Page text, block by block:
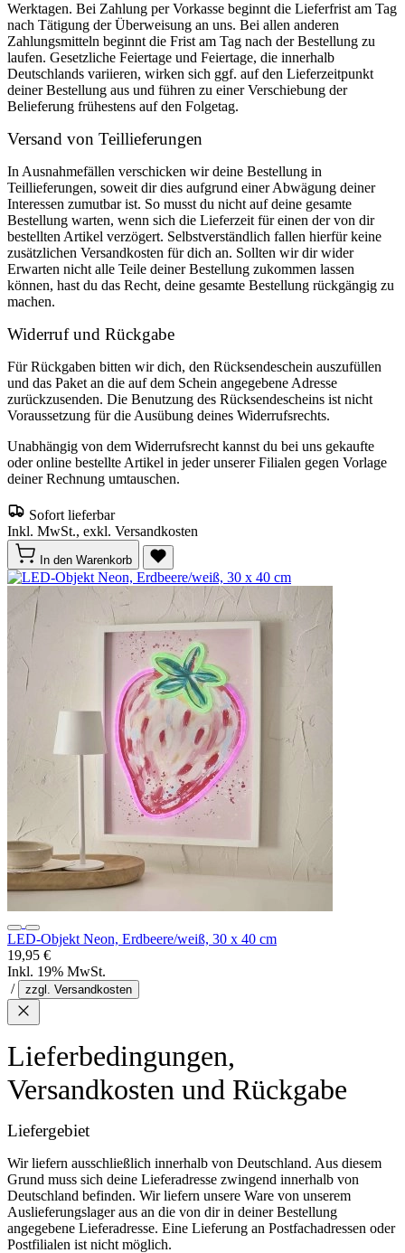
Werktagen. Bei Zahlung per Vorkasse beginnt die Lieferfrist am Tag
nach Tätigung der Überweisung an uns. Bei allen anderen
Zahlungsmitteln beginnt die Frist am Tag nach der Bestellung zu
laufen. Gesetzliche Feiertage und Feiertage, die innerhalb
Deutschlands variieren, wirken sich ggf. auf den Lieferzeitpunkt
deiner Bestellung aus und führen zu einer Verschiebung der
Belieferung frühestens auf den Folgetag.
Versand von Teillieferungen
In Ausnahmefällen verschicken wir deine Bestellung in
Teillieferungen, soweit dir dies aufgrund einer Abwägung deiner
Interessen zumutbar ist. So musst du nicht auf deine gesamte
Bestellung warten, wenn sich die Lieferzeit für einen der von dir
bestellten Artikel verzögert. Selbstverständlich fallen hierfür keine
zusätzlichen Versandkosten für dich an. Sollten wir dir wider
Erwarten nicht alle Teile deiner Bestellung zukommen lassen
können, hast du das Recht, deine gesamte Bestellung rückgängig zu
machen.
Widerruf und Rückgabe
Für Rückgaben bitten wir dich, den Rücksendeschein auszufüllen
und das Paket an die auf dem Schein angegebene Adresse
zurückzusenden. Die Benutzung des Rücksendescheins ist nicht
Voraussetzung für die Ausübung deines Widerrufsrechts.
Unabhängig von dem Widerrufsrecht kannst du bei uns gekaufte
oder online bestellte Artikel in jeder unserer Filialen gegen Vorlage
deiner Rechnung umtauschen.
Sofort lieferbar
Inkl. MwSt., exkl. Versandkosten
In den Warenkorb
LED-Objekt Neon, Erdbeere/weiß, 30 x 40 cm
19,95 €
Inkl. 19% MwSt.
/
zzgl. Versandkosten
Lieferbedingungen,
Versandkosten und Rückgabe
Liefergebiet
Wir liefern ausschließlich innerhalb von Deutschland. Aus diesem
Grund muss sich deine Lieferadresse zwingend innerhalb von
Deutschland befinden. Wir liefern unsere Ware von unserem
Auslieferungslager aus an die von dir in deiner Bestellung
angegebene Lieferadresse. Eine Lieferung an Postfachadressen oder
Postfilialen ist nicht möglich.